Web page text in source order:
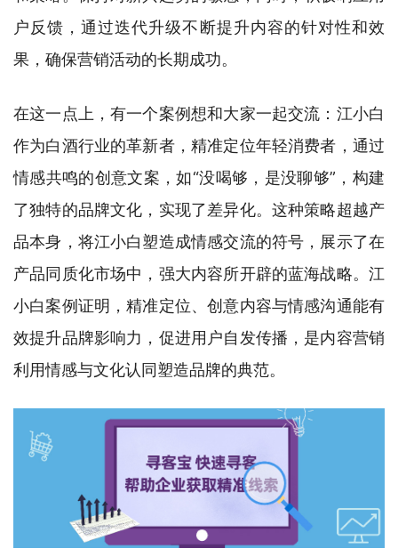
户反馈，通过迭代升级不断提升内容的针对性和效
果，确保营销活动的长期成功。
在这一点上，有一个案例想和大家一起交流：江小白
作为白酒行业的革新者，精准定位年轻消费者，通过
情感共鸣的创意文案，如“没喝够，是没聊够”，构建
了独特的品牌文化，实现了差异化。这种策略超越产
品本身，将江小白塑造成情感交流的符号，展示了在
产品同质化市场中，强大内容所开辟的蓝海战略。江
小白案例证明，精准定位、创意内容与情感沟通能有
效提升品牌影响力，促进用户自发传播，是内容营销
利用情感与文化认同塑造品牌的典范。